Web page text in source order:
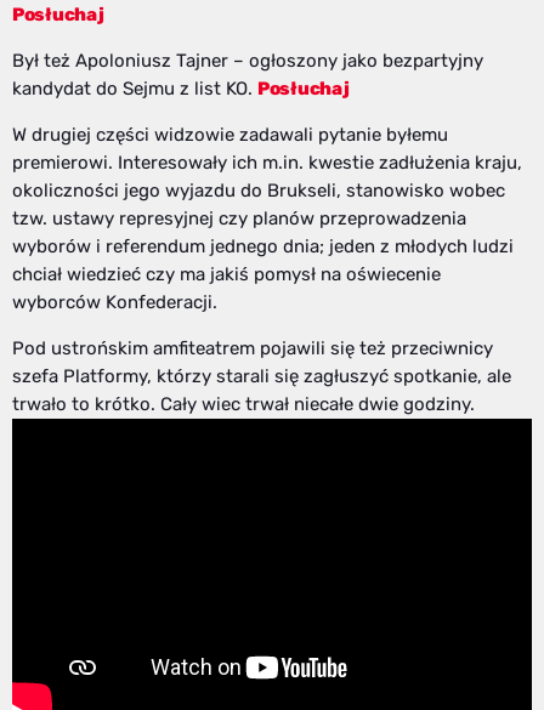
Posłuchaj
Był też Apoloniusz Tajner – ogłoszony jako bezpartyjny
kandydat do Sejmu z list KO. Posłuchaj
W drugiej części widzowie zadawali pytanie byłemu
premierowi. Interesowały ich m.in. kwestie zadłużenia kraju,
okoliczności jego wyjazdu do Brukseli, stanowisko wobec
tzw. ustawy represyjnej czy planów przeprowadzenia
wyborów i referendum jednego dnia; jeden z młodych ludzi
chciał wiedzieć czy ma jakiś pomysł na oświecenie
wyborców Konfederacji.
Pod ustrońskim amfiteatrem pojawili się też przeciwnicy
szefa Platformy, którzy starali się zagłuszyć spotkanie, ale
trwało to krótko. Cały wiec trwał niecałe dwie godziny.